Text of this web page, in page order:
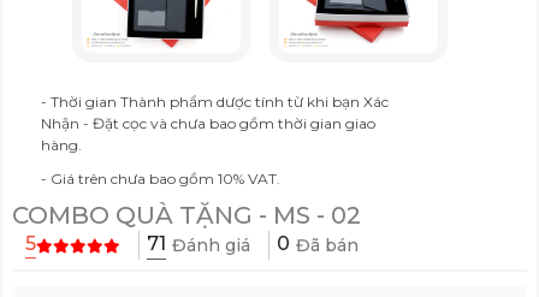
- Thời gian Thành phẩm dược tính từ khi bạn Xác
Nhận - Đặt cọc và chưa bao gồm thời gian giao
hàng.
- Giá trên chưa bao gồm 10% VAT.
COMBO QUÀ TẶNG - MS - 02
5 71 Đánh giá 0 Đã bán